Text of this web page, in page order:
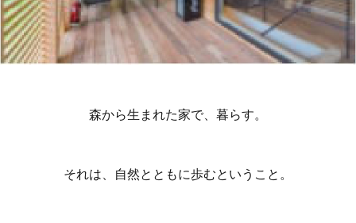
森から生まれた家で、暮らす。
それは、自然とともに歩むということ。